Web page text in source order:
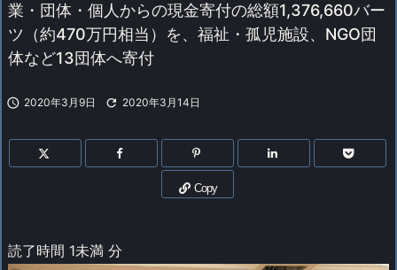
業・団体・個人からの現金寄付の総額1,376,660バー
ツ（約470万円相当）を、福祉・孤児施設、NGO団
体など13団体へ寄付
 2020年3月9日  2020年3月14日
Copy
読了時間 1未満 分